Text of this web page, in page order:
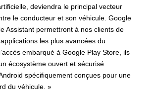
deviendra le principal vecteur
le conducteur et son véhicule. Google
Assistant permettront à nos clients de
les plus avancées du
embarqué à Google Play Store, ils
écosystème ouvert et sécurisé
spécifiquement conçues pour une
du véhicule. »